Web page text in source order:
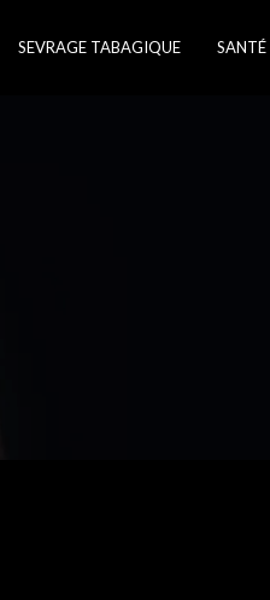
SEVRAGE TABAGIQUE SANTÉ